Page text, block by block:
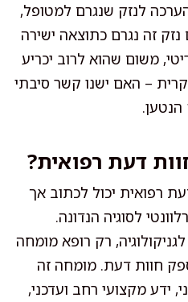
לנזק שנגרם למטופל,
נזק זה נגרם כתוצאה ישירה
משום שהוא לרוב יכריע
– האם ישנו קשר סיבתי
הנטען.
דעת רפואית?
רפואית יכול לכתוב אך
לסוגיה הנדונה.
רק רופא מומחה
חוות דעת. מומחה זה
ידע מקצועי רחב ועדכני,